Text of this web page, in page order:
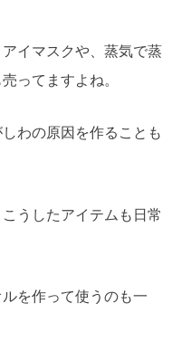
イマスクや、蒸気で蒸
ってますよね。
わの原因を作ることも
うしたアイテムも日常
を作って使うのも一